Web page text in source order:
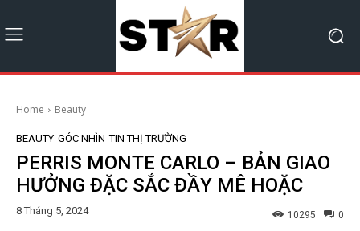
Home Beauty
BEAUTY GÓC NHÌN TIN THỊ TRƯỜNG
PERRIS MONTE CARLO – BẢN GIAO
HƯỞNG ĐẶC SẮC ĐẦY MÊ HOẶC
8 Tháng 5, 2024 0
10295